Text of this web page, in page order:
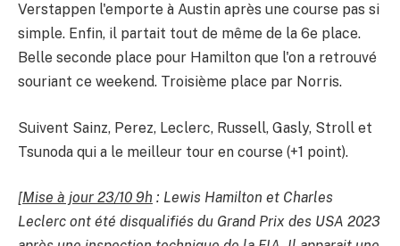
Verstappen l'emporte à Austin après une course pas si
simple. Enfin, il partait tout de même de la 6e place.
Belle seconde place pour Hamilton que l'on a retrouvé
souriant ce weekend. Troisième place par Norris.
Suivent Sainz, Perez, Leclerc, Russell, Gasly, Stroll et
Tsunoda qui a le meilleur tour en course (+1 point).
[Mise à jour 23/10 9h : Lewis Hamilton et Charles
Leclerc ont été disqualifiés du Grand Prix des USA 2023